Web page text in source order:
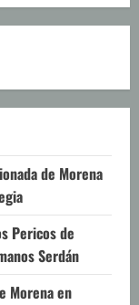
de Morena
Pericos de
Serdán
Morena en